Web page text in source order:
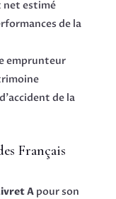
net estimé
de la
emprunteur
de la
Français
Apour son